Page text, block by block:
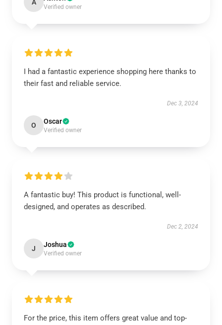
A
Verified owner
I had a fantastic experience shopping here thanks to
their fast and reliable service.
Dec 3, 2024
O Oscar
Verified owner
A fantastic buy! This product is functional, well-
designed, and operates as described.
Dec 2, 2024
J Joshua
Verified owner
For the price, this item offers great value and top-